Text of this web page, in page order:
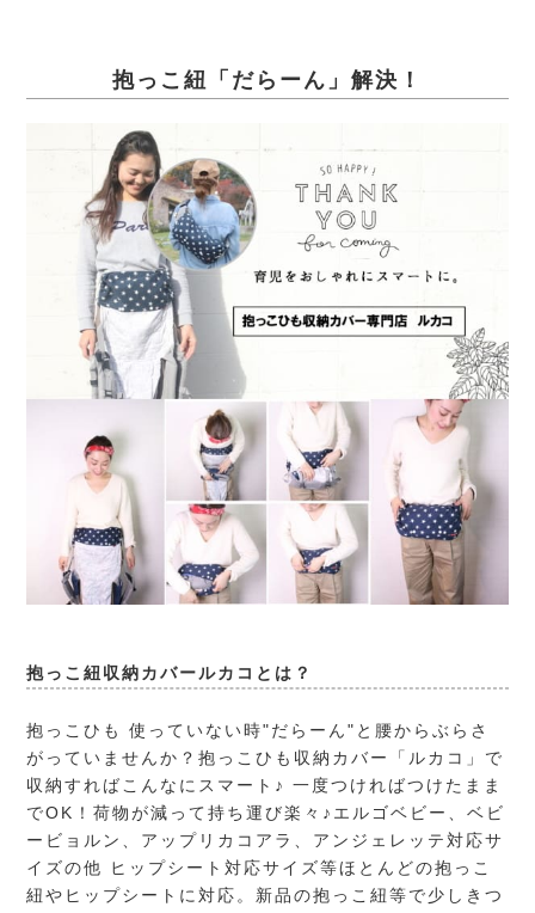
抱っこ紐「だらーん」解決！
抱っこ紐収納カバールカコとは？
抱っこひも 使っていない時"だらーん"と腰からぶらさ
がっていませんか？抱っこひも収納カバー「ルカコ」で
収納すればこんなにスマート♪ 一度つければつけたまま
でOK！荷物が減って持ち運び楽々♪エルゴベビー、ベビ
ービョルン、アップリカコアラ、アンジェレッテ対応サ
イズの他 ヒップシート対応サイズ等ほとんどの抱っこ
紐やヒップシートに対応。新品の抱っこ紐等で少しきつ